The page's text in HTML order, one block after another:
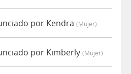
por Kendra (mujer)
por Kimberly (mujer)